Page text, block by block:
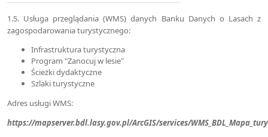
1.5. Usługa przeglądania (WMS) danych Banku Danych o Lasach z
zagospodarowania turystycznego:
Infrastruktura turystyczna
Program "Zanocuj w lesie"
Ścieżki dydaktyczne
Szlaki turystyczne
Adres usługi WMS:
https://mapserver.bdl.lasy.gov.pl/ArcGIS/services/